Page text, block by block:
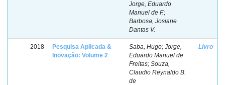
Jorge, Eduardo
Manuel de F.;
Barbosa, Josiane
Dantas V.
2018
Pesquisa Aplicada &
Inovação: Volume 2
Saba, Hugo; Jorge,
Eduardo Manuel de
Freitas; Souza,
Claudio Reynaldo B.
de
Livro